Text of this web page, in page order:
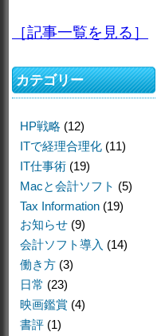
［記事一覧を見る］
カテゴリー
HP戦略 (12)
ITで経理合理化 (11)
IT仕事術 (19)
Macと会計ソフト (5)
Tax Information (19)
お知らせ (9)
会計ソフト導入 (14)
働き方 (3)
日常 (23)
映画鑑賞 (4)
書評 (1)